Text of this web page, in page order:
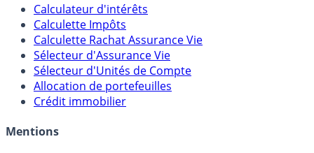
Calculateur d'intérêts
Calculette Impôts
Calculette Rachat Assurance Vie
Sélecteur d'Assurance Vie
Sélecteur d'Unités de Compte
Allocation de portefeuilles
Crédit immobilier
Mentions